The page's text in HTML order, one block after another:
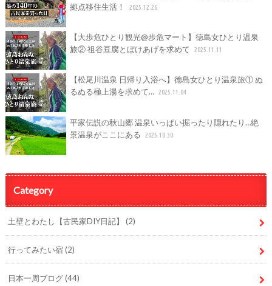
拠点移住生活！
2025.12.26
【大歩危ひとり観光@歩危マート】徳島女ひとり温泉
旅② 祖谷豆腐とぼけあげを求めて
2025.11.11
【松尾川温泉 日帰り入浴へ】徳島女ひとり温泉旅① ぬ
るぬる極上湯を求めて… 2025.11.04
平家伝説の秋山郷 温泉いっぱい掘ったり隠れたり…絶
景温泉がここにある
2025.10.30
Category
土壁とわたし【古民家DIY日記】 (2)
行ってみたい宿(2)
日本一周ブログ(44)